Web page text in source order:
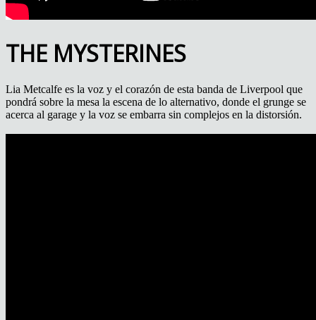
THE MYSTERINES
Lia Metcalfe es la voz y el corazón de esta banda de Liverpool que
pondrá sobre la mesa la escena de lo alternativo, donde el grunge se
acerca al garage y la voz se embarra sin complejos en la distorsión.